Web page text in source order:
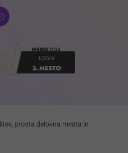
prosta delovna mesta in